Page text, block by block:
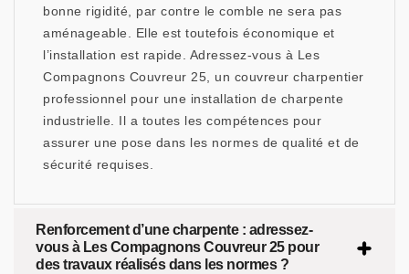
bonne rigidité, par contre le comble ne sera pas
aménageable. Elle est toutefois économique et
l’installation est rapide. Adressez-vous à Les
Compagnons Couvreur 25, un couvreur charpentier
professionnel pour une installation de charpente
industrielle. Il a toutes les compétences pour
assurer une pose dans les normes de qualité et de
sécurité requises.
Renforcement d’une charpente : adressez-
vous à Les Compagnons Couvreur 25 pour
des travaux réalisés dans les normes ?